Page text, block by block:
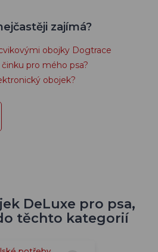
zajímá?
obojky Dogtrace
pro mého psa?
obojek?
DeLuxe pro psa,
těchto kategorií